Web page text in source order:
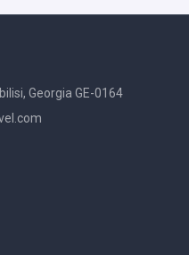
Georgia GE-0164